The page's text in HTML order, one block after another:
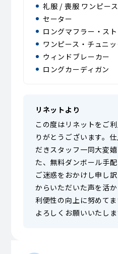
礼服 / 喪服 ワンピース
セーター
ロングマフラー・ス
ワンピース・チュニッ
ウィンドブレーカー
ロングカーディガン
リネットより
この度はリネットをご
りがとうございます。
だきスタッフ一同大変
た、無料ダンボール手
ご迷惑をおかけし申し
からいただいた声を活
利便性の向上に努めて
よろしくお願いいたしま